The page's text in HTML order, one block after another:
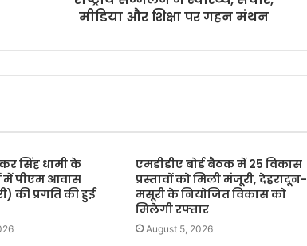
मीडिया और शिक्षा पर गहन मंथन
सिंह धामी के
में पीएम आवास
की प्रगति की हुई
एमडीडीए बोर्ड बैठक में 25 विकास
प्रस्तावों को मिली मंजूरी, देहरादून-
मसूरी के नियोजित विकास को
मिलेगी रफ्तार
August 5, 2026